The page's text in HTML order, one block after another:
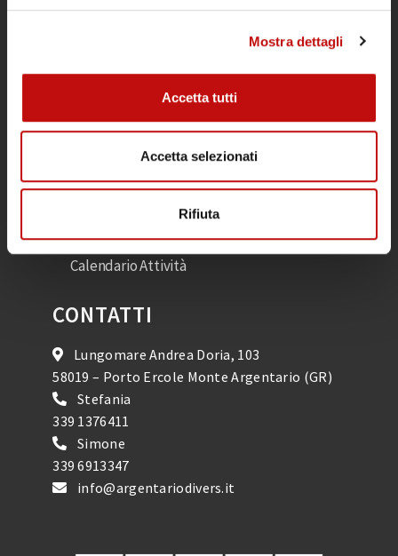
Mostra dettagli
Accetta tutti
Accetta selezionati
Rifiuta
Corsi
Calendario Attività
CONTATTI
Lungomare Andrea Doria, 103
58019 – Porto Ercole Monte Argentario (GR)
Stefania
339 1376411
Simone
339 6913347
info@argentariodivers.it